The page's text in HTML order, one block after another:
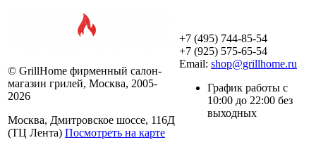
© GrillHome фирменный салон-
магазин грилей, Москва, 2005-
2026
Москва, Дмитровское шоссе, 116Д
(ТЦ Лента) Посмотреть на карте
+7 (495) 744-85-54
+7 (925) 575-65-54
Email: shop@grillhome.ru
График работы с
10:00 до 22:00 без
выходных